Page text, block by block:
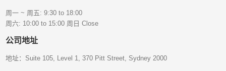
周一 ~ 周五: 9:30 to 18:00
周六: 10:00 to 15:00 周日 Close
公司地址
地址：Suite 105, Level 1, 370 Pitt Street, Sydney 2000